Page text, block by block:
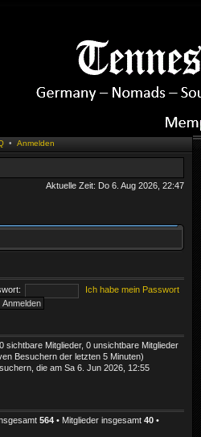
• Anmelden
Aktuelle Zeit: Do 6. Aug 2026, 22:47
Ich habe mein Passwort
sichtbare Mitglieder, 0 unsichtbare Mitglieder
Besuchern der letzten 5 Minuten)
die am Sa 6. Jun 2026, 12:55
564 • Mitglieder insgesamt 40 •